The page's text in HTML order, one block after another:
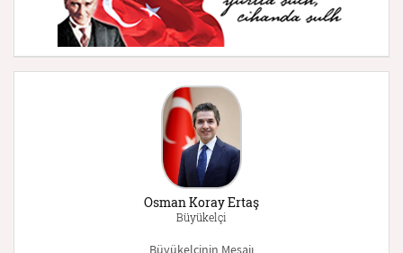
Osman Koray Ertaş
Büyükelçi
Büyükelçinin Mesajı